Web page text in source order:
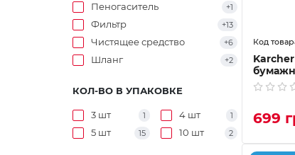
Пеногаситель +1
Фильтр +13
Чистящее средство +6
Шланг +2
КОЛ-ВО В УПАКОВКЕ
3 шт 1 4 шт 1
5 шт 15 10 шт 2
699